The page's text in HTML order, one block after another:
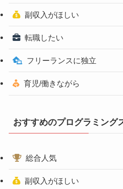
副収入がほしい
転職したい
フリーランスに独立
育児/働きながら
おすすめのプログラミング
総合人気
副収入がほしい